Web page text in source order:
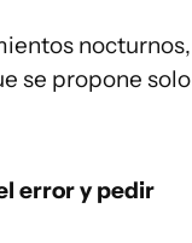
nocturnos,
se propone solo
error y pedir